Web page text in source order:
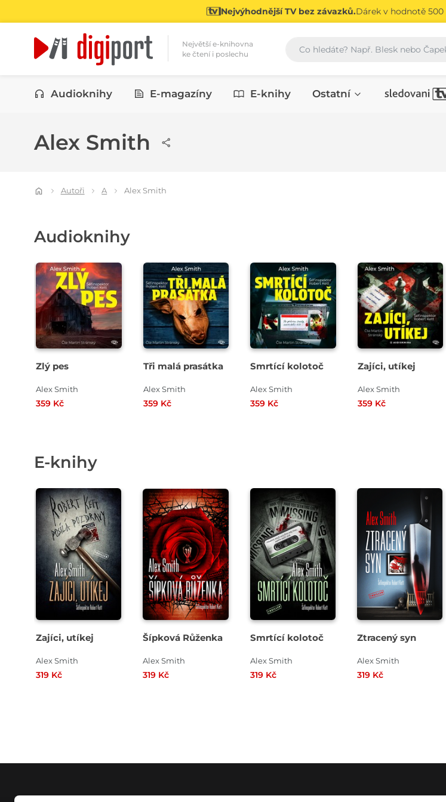
Nejvýhodnější TV bez závazků.Dárek v hodnotě 500
Největší e-knihovna
ke čtení i poslechu
Vyhledávání
Kategorie
Audioknihy E-magazíny E-knihy Ostatní
Alex Smith
Autoři A Alex Smith
Audioknihy
Zlý pes
Alex Smith
359 Kč
Přehrát
ukázku
Tři malá prasátka
Alex Smith
359 Kč
Přehrát
ukázku
Smrtící kolotoč
Alex Smith
359 Kč
Přehrát
ukázku
Zajíci, utíkej
Alex Smith
359 Kč
Přehrát
ukázku
E-knihy
Zajíci, utíkej
Alex Smith
319 Kč
Šípková Růženka
Alex Smith
319 Kč
Smrtící kolotoč
Alex Smith
319 Kč
Ztracený syn
Alex Smith
319 Kč